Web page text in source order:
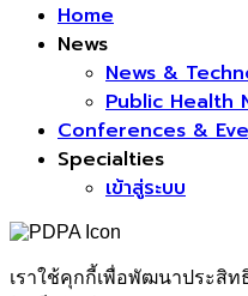
Home
News
News &
Public Health
Conferences &
Specialties
เข้าสู่ระบบ
เราใช้คุกกี้เพื่อพัฒนาประสิ